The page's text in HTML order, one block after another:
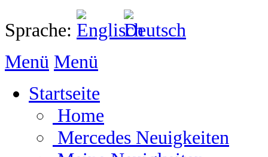
Sprache:
Menü Menü
Startseite
Home
Mercedes Neuigkeiten